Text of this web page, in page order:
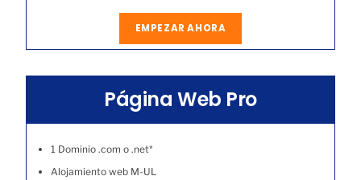
EMPEZAR AHORA
Página Web Pro
1 Dominio .com o .net*
Alojamiento web M-UL